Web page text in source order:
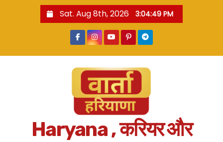
Sat. Aug 8th, 2026 3:04:49 PM
Haryana , करियर और